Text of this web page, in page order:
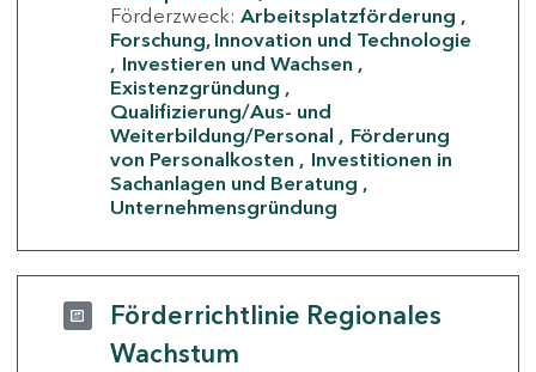
Förderzweck: Arbeitsplatzförderung
Forschung, Innovation und Technologie
Investieren und Wachsen
Existenzgründung
Qualifizierung/Aus- und
Weiterbildung/Personal
Förderung
von Personalkosten
Investitionen in
Sachanlagen und Beratung
Unternehmensgründung
Förderrichtlinie Regionales
Wachstum